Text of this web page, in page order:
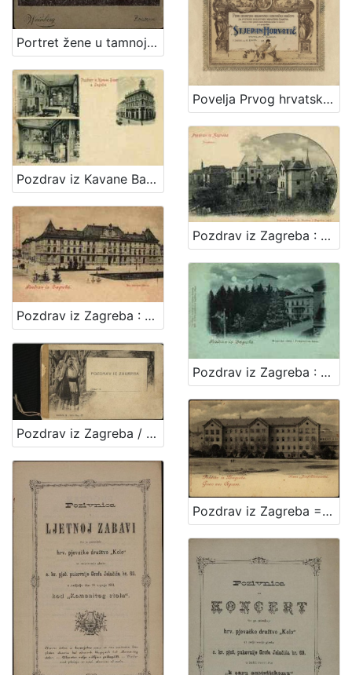
Portret žene u tamnoj haljini s dva dječaka / Weinberg ; [izradio] Atelier M. Weinberg
Povelja Prvog hrvatskog gradjevnog i obrtničkog društva za potporu bolestnih i nemoćnih članova
Pozdrav iz Kavane Bauer u Zagrebu
Pozdrav iz Zagreba : Josipovac
Pozdrav iz Zagreba : Kr. obrtna škola
Pozdrav iz Zagreba : Mesnička ulica i Pongračeva kuća
Pozdrav iz Zagreba / R. Mosinger, Zagreb
Pozdrav iz Zagreba = Gruss aus Agram : Franz Josef Universität